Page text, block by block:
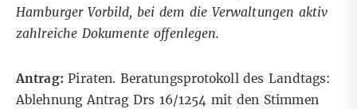
Hamburger Vorbild, bei dem die Verwaltungen aktiv
zahlreiche Dokumente offenlegen.
Antrag: Piraten. Beratungsprotokoll des Landtags:
Ablehnung Antrag Drs 16/1254 mit den Stimmen